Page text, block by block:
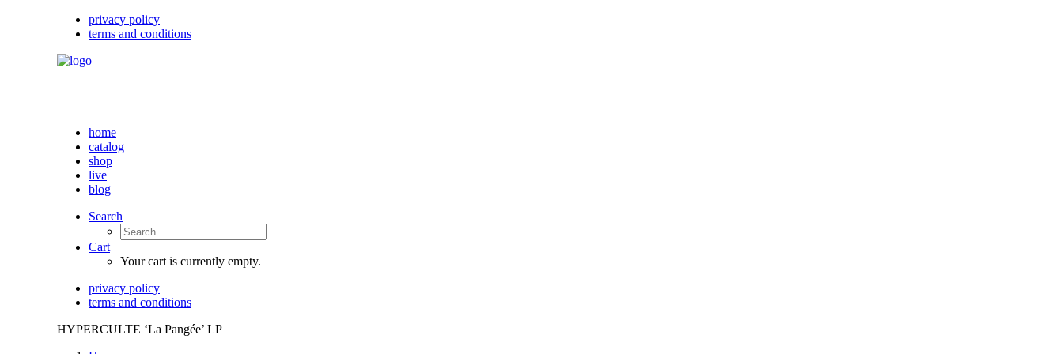
privacy policy
terms and conditions
home
catalog
shop
live
blog
Search
Cart
Your cart is currently empty.
privacy policy
terms and conditions
HYPERCULTE ‘La Pangée’ LP